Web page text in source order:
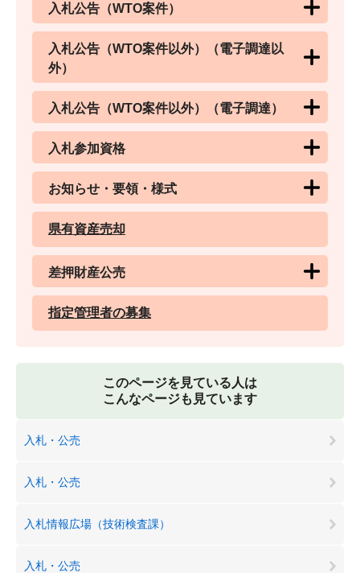
入札公告（WTO案件）
入札公告（WTO案件以外）（電子調達以
外）
入札公告（WTO案件以外）（電子調達）
入札参加資格
お知らせ・要領・様式
県有資産売却
差押財産公売
指定管理者の募集
このページを見ている人は
こんなページも見ています
入札・公売
入札・公売
入札情報広場（技術検査課）
入札・公売